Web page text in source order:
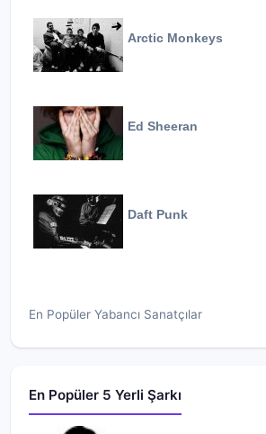
Arctic Monkeys
Ed Sheeran
Daft Punk
En Popüler Yabancı Sanatçılar
En Popüler 5 Yerli Şarkı